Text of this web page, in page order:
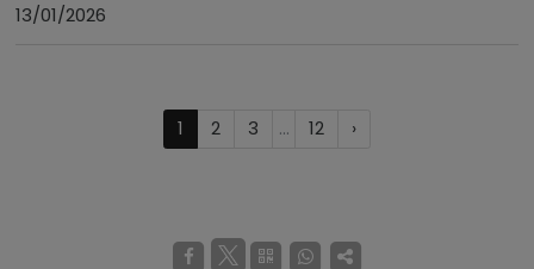
13/01/2026
1 (current)
2 3 ... 12 ›Próxima